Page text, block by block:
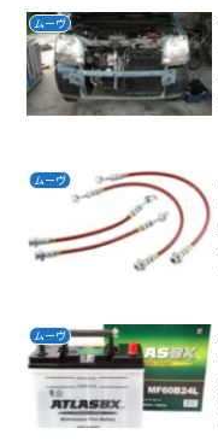
ムーヴ
ムーヴ
ムーヴ